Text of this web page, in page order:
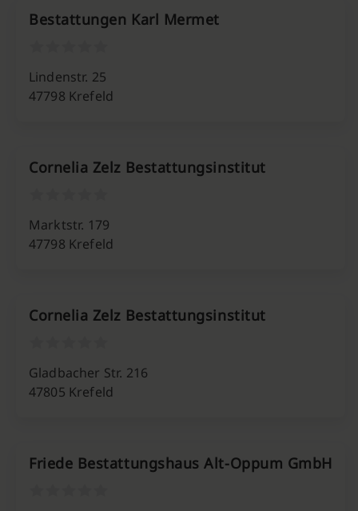
Bestattungen Karl Mermet
Lindenstr. 25
47798 Krefeld
Cornelia Zelz Bestattungsinstitut
Marktstr. 179
47798 Krefeld
Cornelia Zelz Bestattungsinstitut
Gladbacher Str. 216
47805 Krefeld
Friede Bestattungshaus Alt-Oppum GmbH